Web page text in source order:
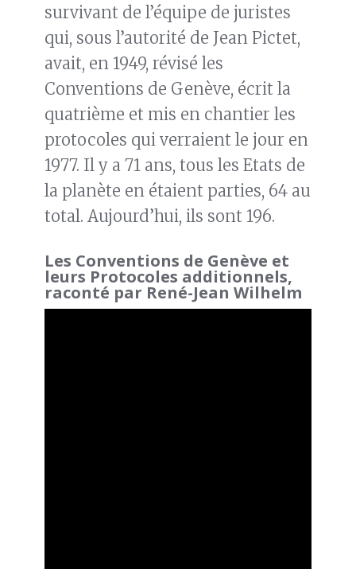
survivant de l’équipe de juristes
qui, sous l’autorité de Jean Pictet,
avait, en 1949, révisé les
Conventions de Genève, écrit la
quatrième et mis en chantier les
protocoles qui verraient le jour en
1977. Il y a 71 ans, tous les Etats de
la planète en étaient parties, 64 au
total. Aujourd’hui, ils sont 196.
Les Conventions de Genève et
leurs Protocoles additionnels,
raconté par René-Jean Wilhelm